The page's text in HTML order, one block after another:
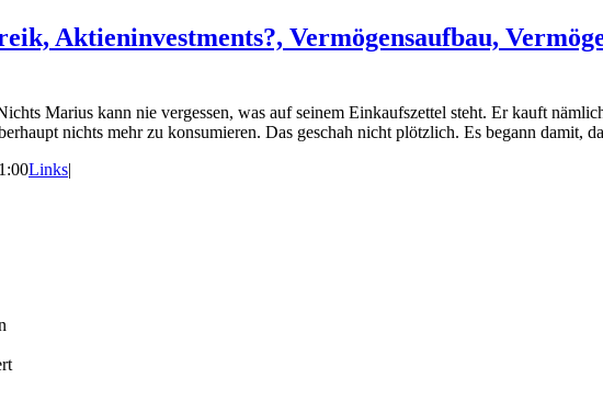
Aktieninvestments?, Vermögensaufbau,
Marius kann nie vergessen, was auf seinem Einkaufszettel steht. Er kauft
nichts mehr zu konsumieren. Das geschah nicht plötzlich. Es begann damit,
Links|